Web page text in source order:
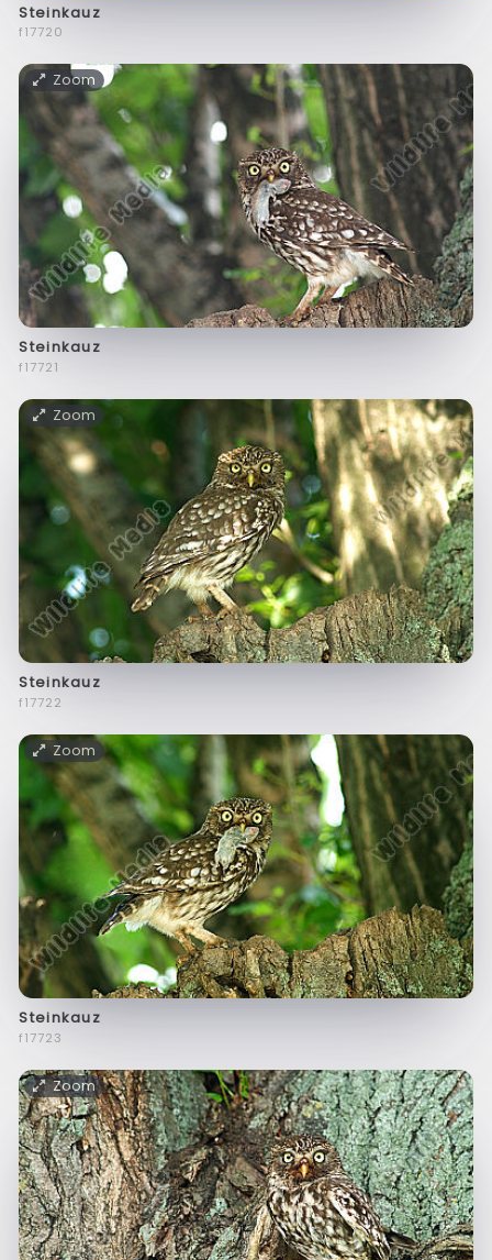
Steinkauz
f17720
Zoom
Steinkauz
f17721
Zoom
Steinkauz
f17722
Zoom
Steinkauz
f17723
Zoom